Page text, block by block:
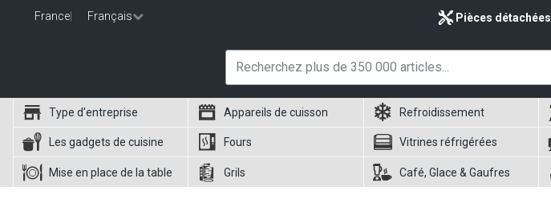
France Français Pièces détachées
Type d'entreprise Appareils de cuisson Refroidissement
Les gadgets de cuisine Fours Vitrines réfrigérées
Mise en place de la table Grils Café, Glace & Gaufres